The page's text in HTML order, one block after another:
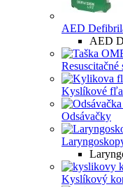
AED
AED
Resuscitačné
Kyslíkové
Odsávačky
Kyslíkový